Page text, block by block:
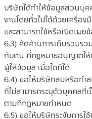
บริษัทได้ทำให้ข้อมูลส่วนบุ
งานโดยทั่วไปได้ด้วยเครื่อ
และสามารถใช้หรือเปิดเผ
6.3) คัดค้านการเก็บรวบร
กับตน ที่กฎหมายอนุญาตให้
ผู้ให้ข้อมูล เมื่อใดก็ได้
6.4) ขอให้บริษัทลบหรือทำ
ที่ไม่สามารถระบุตัวบุคคลที่
ตามที่กฎหมายกำหนด
6.5) ขอให้บริษัทระงับการ